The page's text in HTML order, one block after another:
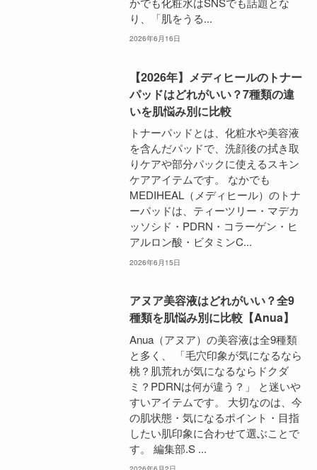
り、「肌をうる...
2026年6月16日
【2026年】メディヒールのトナー
パッドはどれがいい？7種類の違
いを肌悩み別に比較
トナーパッドとは、化粧水や美容液
を含んだパッドで、洗顔後の拭き取
りケアや部分パックに使えるスキン
ケアアイテムです。 なかでも
MEDIHEAL（メディヒール）のトナ
ーパッドは、ティーツリー・マデカ
ッソシド・PDRN・コラーゲン・ヒ
アルロン酸・ビタミンC...
2026年6月15日
アヌア美容液はどれがいい？全9
種類を肌悩み別に比較【Anua】
Anua（アヌア）の美容液は全9種類
と多く、 「毛穴印象が気になるなら
桃？肌荒れが気になるならドクダ
ミ？PDRNは何が違う？」 と迷いや
すいアイテムです。 大切なのは、今
の肌状態・気になるポイント・目指
したい肌印象に合わせて選ぶことで
す。 編集部.S ...